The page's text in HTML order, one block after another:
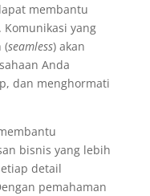
membantu
yang
(seamless) akan
Anda
dan menghormati
bisnis yang lebih
detail
pemahaman